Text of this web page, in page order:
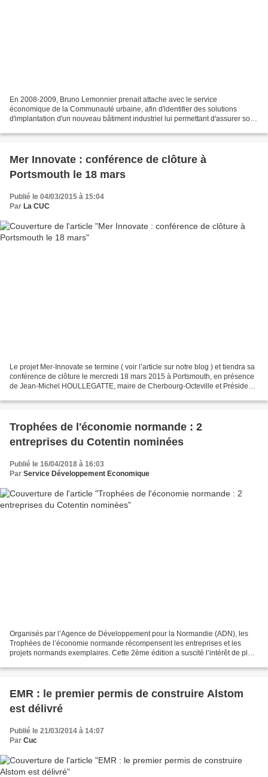
En 2008-2009, Bruno Lemonnier prenait attache avec le service
économique de la Communauté urbaine, afin d'identifier des solutions
d'implantation d'un nouveau bâtiment industriel lui permettant d'assurer son
Mer Innovate : conférence de clôture à
Portsmouth le 18 mars
Publié le 04/03/2015 à 15:04
Par La CUC
Le projet Mer-Innovate se termine ( voir l’article sur notre blog ) et tiendra sa
conférence de clôture le mercredi 18 mars 2015 à Portsmouth, en présence
de Jean-Michel HOULLEGATTE, maire de Cherbourg-Octeville et Président
Trophées de l'économie normande : 2
entreprises du Cotentin nominées
Publié le 16/04/2018 à 16:03
Par Service Développement Economique
Organisés par l’Agence de Développement pour la Normandie (ADN), les
Trophées de l’économie normande récompensent les entreprises et les
projets normands exemplaires. Cette 2ème édition a suscité l’intérêt de plus
EMR : le premier permis de construire Alstom
est délivré
Publié le 21/03/2014 à 14:07
Par Cuc